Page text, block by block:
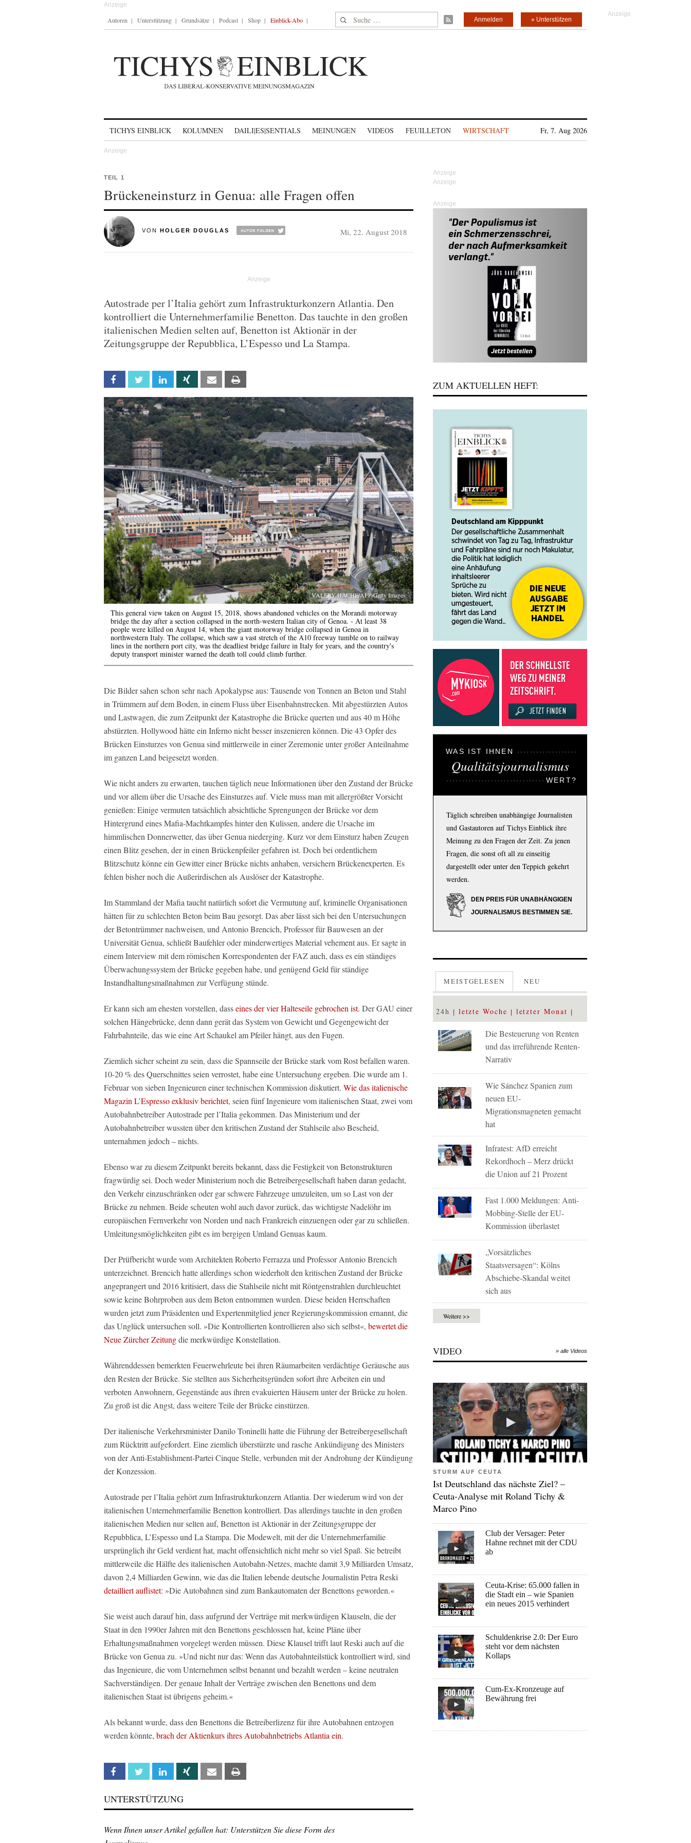
Autoren Unterstützung Grundsätze Podcast Shop Einblick-Abo Suche nach: » Unterstützen
Anmelden
TICHYS EINBLICK KOLUMNEN DAILI|ES|SENTIALS MEINUNGEN VIDEOS FEUILLETON WIRTSCHAFT Fr, 7. Aug 2026
TEIL 1
Brückeneinsturz in Genua: alle Fragen offen
VON HOLGER DOUGLAS Mi, 22. August 2018
Autostrade per l’Italia gehört zum Infrastrukturkonzern Atlantia. Den
kontrolliert die Unternehmerfamilie Benetton. Das tauchte in den großen
italienischen Medien selten auf, Benetton ist Aktionär in der
Zeitungsgruppe der Repubblica, L’Espesso und La Stampa.
Facebook Twitter Linkedin Xing Email
VALERY HACHE/AFP/Getty Images
This general view taken on August 15, 2018, shows abandoned vehicles on the Morandi motorway
bridge the day after a section collapsed in the north-western Italian city of Genoa. - At least 38
people were killed on August 14, when the giant motorway bridge collapsed in Genoa in
northwestern Italy. The collapse, which saw a vast stretch of the A10 freeway tumble on to railway
lines in the northern port city, was the deadliest bridge failure in Italy for years, and the country's
deputy transport minister warned the death toll could climb further.
Die Bilder sahen schon sehr nach Apokalypse aus: Tausende von Tonnen an Beton und Stahl
in Trümmern auf dem Boden, in einem Fluss über Eisenbahnstrecken. Mit abgestürzten Autos
und Lastwagen, die zum Zeitpunkt der Katastrophe die Brücke querten und aus 40 m Höhe
abstürzten. Hollywood hätte ein Inferno nicht besser inszenieren können. Die 43 Opfer des
Brücken Einsturzes von Genua sind mittlerweile in einer Zeremonie unter großer Anteilnahme
im ganzen Land beigesetzt worden.
Wie nicht anders zu erwarten, tauchen täglich neue Informationen über den Zustand der Brücke
und vor allem über die Ursache des Einsturzes auf. Viele muss man mit allergrößter Vorsicht
genießen: Einige vermuten tatsächlich absichtliche Sprengungen der Brücke vor dem
Hintergrund eines Mafia-Machtkampfes hinter den Kulissen, andere die Ursache im
himmlischen Donnerwetter, das über Genua niederging. Kurz vor dem Einsturz haben Zeugen
einen Blitz gesehen, der in einen Brückenpfeiler gefahren ist. Doch bei ordentlichem
Blitzschutz könne ein Gewitter einer Brücke nichts anhaben, versichern Brückenexperten. Es
fehlen bisher noch die Außerirdischen als Auslöser der Katastrophe.
Im Stammland der Mafia taucht natürlich sofort die Vermutung auf, kriminelle Organisationen
hätten für zu schlechten Beton beim Bau gesorgt. Das aber lässt sich bei den Untersuchungen
der Betontrümmer nachweisen, und Antonio Brencich, Professor für Bauwesen an der
Universität Genua, schließt Baufehler oder minderwertiges Material vehement aus. Er sagte in
einem Interview mit dem römischen Korrespondenten der FAZ auch, dass es ein ständiges
Überwachungssystem der Brücke gegeben habe, und genügend Geld für ständige
Instandhaltungsmaßnahmen zur Verfügung stünde.
Er kann sich am ehesten vorstellen, dasseines der vier Halteseile gebrochen ist. Der GAU einer
solchen Hängebrücke, denn dann gerät das System von Gewicht und Gegengewicht der
Fahrbahnteile, das wie eine Art Schaukel am Pfeiler hängt, aus den Fugen.
Ziemlich sicher scheint zu sein, dass die Spannseile der Brücke stark vom Rost befallen waren.
10-20 % des Querschnittes seien verrostet, habe eine Untersuchung ergeben. Die wurde am 1.
Februar von sieben Ingenieuren einer technischen Kommission diskutiert. Wie das italienische
Magazin L’Espresso exklusiv berichtet, seien fünf Ingenieure vom italienischen Staat, zwei vom
Autobahnbetreiber Autostrade per l’Italia gekommen. Das Ministerium und der
Autobahnbetreiber wussten über den kritischen Zustand der Stahlseile also Bescheid,
unternahmen jedoch – nichts.
Ebenso war zu diesem Zeitpunkt bereits bekannt, dass die Festigkeit von Betonstrukturen
fragwürdig sei. Doch weder Ministerium noch die Betreibergesellschaft haben daran gedacht,
den Verkehr einzuschränken oder gar schwere Fahrzeuge umzuleiten, um so Last von der
Brücke zu nehmen. Beide scheuten wohl auch davor zurück, das wichtigste Nadelöhr im
europäischen Fernverkehr von Norden und nach Frankreich einzuengen oder gar zu schließen.
Umleitungsmöglichkeiten gibt es im bergigen Umland Genuas kaum.
Der Prüfbericht wurde vom Architekten Roberto Ferrazza und Professor Antonio Brencich
unterzeichnet. Brencich hatte allerdings schon wiederholt den kritischen Zustand der Brücke
angeprangert und 2016 kritisiert, dass die Stahlseile nicht mit Röntgenstrahlen durchleuchtet
sowie keine Bohrproben aus dem Beton entnommen wurden. Diese beiden Herrschaften
wurden jetzt zum Präsidenten und Expertenmitglied jener Regierungskommission ernannt, die
das Unglück untersuchen soll. »Die Kontrollierten kontrollieren also sich selbst«, bewertet die
Neue Zürcher Zeitungdie merkwürdige Konstellation.
Währenddessen bemerkten Feuerwehrleute bei ihren Räumarbeiten verdächtige Geräusche aus
den Resten der Brücke. Sie stellten aus Sicherheitsgründen sofort ihre Arbeiten ein und
verboten Anwohnern, Gegenstände aus ihren evakuierten Häusern unter der Brücke zu holen.
Zu groß ist die Angst, dass weitere Teile der Brücke einstürzen.
Der italienische Verkehrsminister Danilo Toninelli hatte die Führung der Betreibergesellschaft
zum Rücktritt aufgefordert. Eine ziemlich überstürzte und rasche Ankündigung des Ministers
von der Anti-Establishment-Partei Cinque Stelle, verbunden mit der Androhung der Kündigung
der Konzession.
Autostrade per l’Italia gehört zum Infrastrukturkonzern Atlantia. Der wiederum wird von der
italienischen Unternehmerfamilie Benetton kontrolliert. Das allerdings tauchte in den großen
italienischen Medien nur selten auf, Benetton ist Aktionär in der Zeitungsgruppe der
Repubblica, L’Espesso und La Stampa. Die Modewelt, mit der die Unternehmerfamilie
ursprünglich ihr Geld verdient hat, macht offensichtlich nicht mehr so viel Spaß. Sie betreibt
mittlerweile die Hälfte des italienischen Autobahn-Netzes, machte damit 3,9 Milliarden Umsatz,
davon 2,4 Milliarden Gewinn, wie das die Italien lebende deutsche Journalistin Petra Reski
detailliert auflistet: »Die Autobahnen sind zum Bankautomaten der Benettons geworden.«
Sie weist auch darauf hin, dass aufgrund der Verträge mit merkwürdigen Klauseln, die der
Staat in den 1990er Jahren mit den Benettons geschlossen hat, keine Pläne über
Erhaltungsmaßnahmen vorgelegt werden müssen. Diese Klausel trifft laut Reski auch auf die
Brücke von Genua zu. »Und nicht nur das: Wenn das Autobahnteilstück kontrolliert wird, sind
das Ingenieure, die vom Unternehmen selbst benannt und bezahlt werden – keine neutralen
Sachverständigen. Der genaue Inhalt der Verträge zwischen den Benettons und dem
italienischen Staat ist übrigens geheim.«
Als bekannt wurde, dass den Benettons die Betreiberlizenz für ihre Autobahnen entzogen
werden könnte, brach der Aktienkurs ihres Autobahnbetriebs Atlantia ein.
Facebook Twitter Linkedin Xing Email
UNTERSTÜTZUNG
Wenn Ihnen unser Artikel gefallen hat: Unterstützen Sie diese Form des
Anzeige
ZUM AKTUELLEN HEFT:
WAS IST IHNEN
Qualitätsjournalismus
WERT?
Täglich schreiben unabhängige Journalisten
und Gastautoren auf Tichys Einblick ihre
Meinung zu den Fragen der Zeit. Zu jenen
Fragen, die sonst oft all zu einseitig
dargestellt oder unter den Teppich gekehrt
werden.
DEN PREIS FÜR UNABHÄNGIGEN
JOURNALISMUS BESTIMMEN SIE.
MEISTGELESEN NEU
24h letzte Woche letzter Monat
Die Besteuerung von Renten
und das irreführende Renten-
Narrativ
Wie Sánchez Spanien zum
neuen EU-
Migrationsmagneten gemacht
hat
Infratest: AfD erreicht
Rekordhoch – Merz drückt
die Union auf 21 Prozent
Fast 1.000 Meldungen: Anti-
Mobbing-Stelle der EU-
Kommission überlastet
„Vorsätzliches
Staatsversagen“: Kölns
Abschiebe-Skandal weitet
sich aus
Weitere >>
VIDEO » alle Videos
STURM AUF CEUTA
Ist Deutschland das nächste Ziel? –
Ceuta-Analyse mit Roland Tichy &
Marco Pino
Club der Versager: Peter
Hahne rechnet mit der CDU
ab
Ceuta-Krise: 65.000 fallen in
die Stadt ein – wie Spanien
ein neues 2015 verhindert
Schuldenkrise 2.0: Der Euro
steht vor dem nächsten
Kollaps
Cum-Ex-Kronzeuge auf
Bewährung frei